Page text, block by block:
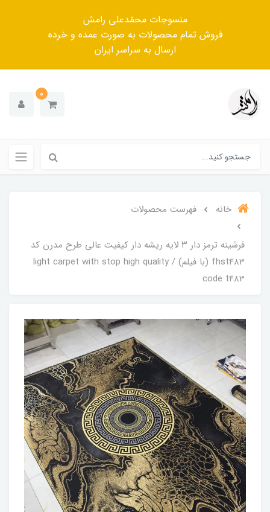
منسوجات محمّدعلی رامش
فروش تمام محصولات به صورت عمده و خرده
ارسال به سراسر ایران
0
خانه فهرست محصولات
فرشینه ترمز دار ۳ لایه ریشه دار کیفیت عالی طرح مدرن کد
fhst483 (با فیلم) / light carpet with stop high quality
code t483